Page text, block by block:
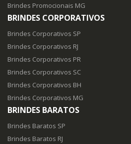
Brindes Promocionais MG
BRINDES CORPORATIVOS
Brindes Corporativos SP
Brindes Corporativos RJ
Brindes Corporativos PR
Brindes Corporativos SC
Brindes Corporativos BH
Brindes Corporativos MG
BRINDES BARATOS
Brindes Baratos SP
Brindes Baratos RJ